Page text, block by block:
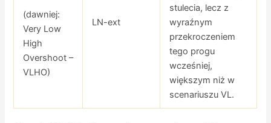
(dawniej:
Very Low
High
Overshoot –
VLHO)
LN-ext
stulecia, lecz z
wyraźnym
przekroczeniem
tego progu
wcześniej,
większym niż w
scenariuszu VL.